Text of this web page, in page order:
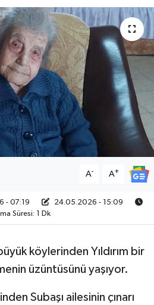
A- A+
- 07:19
24.05.2026 - 15:09
Süresi: 1 Dk
köylerinden Yıldırım bir
üzüntüsünü yaşıyor.
Subaşı ailesinin çınarı